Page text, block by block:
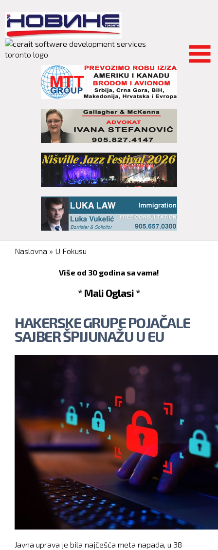
main
content
You are here
Naslovna » U Fokusu
Više od 30 godina sa vama!
* Mali Oglasi *
HAKERSKE GRUPE POJAČALE
SAJBER ŠPIJUNAŽU U EU
Javna uprava je bila najčešća meta napada, u 38